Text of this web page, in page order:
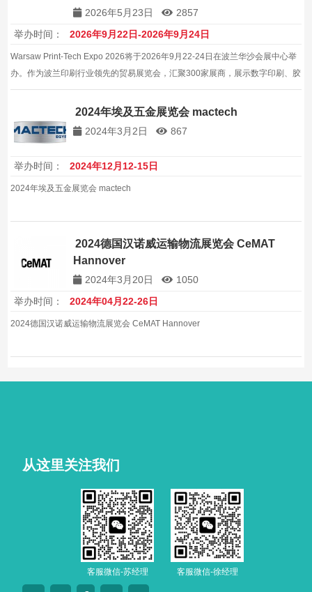
2026年5月23日
2857
举办时间：
2026年9月22日-2026年9月24日
Warsaw Print-Tech Expo 2026将于2026年9月22-24日在波兰华沙会展中心举
办。作为波兰印刷行业领先的贸易展览会，汇聚300家展商，展示数字印刷、胶
印、大幅面印刷、3D打印等最新技术。
2024年埃及五金展览会 mactech
2024年3月2日 867
举办时间： 2024年12月12-15日
2024年埃及五金展览会 mactech
2024德国汉诺威运输物流展览会 CeMAT
Hannover
2024年3月20日
1050
举办时间：
2024年04月22-26日
2024德国汉诺威运输物流展览会 CeMAT Hannover
从这里关注我们
客服微信-苏经理 客服微信-徐经理